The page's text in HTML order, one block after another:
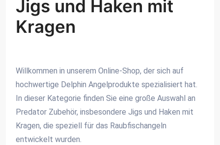
Jigs und Haken mit
Kragen
Willkommen in unserem Online-Shop, der sich auf
hochwertige Delphin Angelprodukte spezialisiert hat.
In dieser Kategorie finden Sie eine große Auswahl an
Predator Zubehör, insbesondere Jigs und Haken mit
Kragen, die speziell für das Raubfischangeln
entwickelt wurden.